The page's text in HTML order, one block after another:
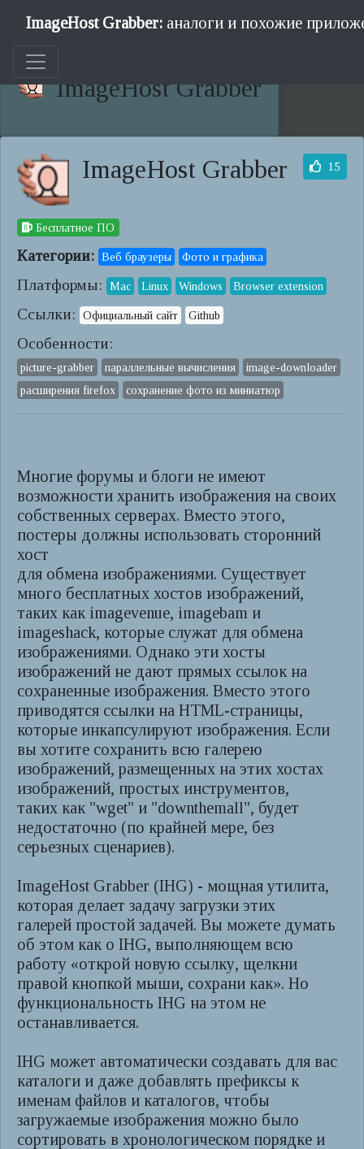
ImageHost Grabber: аналоги и похожие
ImageHost Grabber
ImageHost Grabber 15
Бесплатное ПО
Категории: Веб браузеры Фото и графика
Платформы: Mac Linux Windows Browser extension
Ссылки: Официальный сайт Github
Особенности:
picture-grabber параллельные вычисления
image-downloader
расширения firefox
сохранение фото из миниатюр
Многие форумы и блоги не имеют
возможности хранить изображения на своих
собственных серверах. Вместо этого,
постеры должны использовать сторонний
хост
для обмена изображениями. Существует
много бесплатных хостов изображений,
таких как imagevenue, imagebam и
imageshack, которые служат для обмена
изображениями. Однако эти хосты
изображений не дают прямых ссылок на
сохраненные изображения. Вместо этого
приводятся ссылки на HTML-страницы,
которые инкапсулируют изображения. Если
вы хотите сохранить всю галерею
изображений, размещенных на этих хостах
изображений, простых инструментов,
таких как "wget" и "downthemall", будет
недостаточно (по крайней мере, без
серьезных сценариев).
ImageHost Grabber (IHG) - мощная утилита,
которая делает задачу загрузки этих
галерей простой задачей. Вы можете думать
об этом как о IHG, выполняющем всю
работу «открой новую ссылку, щелкни
правой кнопкой мыши, сохрани как». Но
функциональность IHG на этом не
останавливается.
IHG может автоматически создавать для вас
каталоги и даже добавлять префиксы к
именам файлов и каталогов, чтобы
загружаемые изображения можно было
сортировать в хронологическом порядке и